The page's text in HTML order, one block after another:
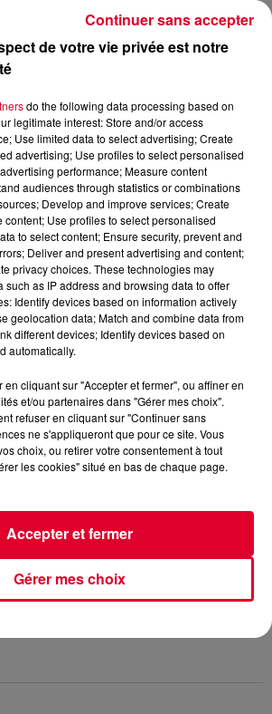
AND BEYOND
de votre vie privée est notre
do the following data processing based on
legitimate interest: Store and/or access
Use limited data to select advertising; Create
advertising; Use profiles to select personalised
performance; Measure content
audiences through statistics or combinations
Develop and improve services; Create
Use profiles to select personalised
to select content; Ensure security, prevent and
Deliver and present advertising and content;
privacy choices. These technologies may
such as IP address and browsing data to offer
Identify devices based on information actively
geolocation data; Match and combine data from
different devices; Identify devices based on
automatically.
en cliquant sur "Accepter et fermer", ou affiner en
et/ou partenaires dans "Gérer mes choix".
refuser en cliquant sur "Continuer sans
ne s'appliqueront que pour ce site. Vous
choix, ou retirer votre consentement à tout
les cookies" situé en bas de chaque page.
Gérer mes choix
Accepter et fermer
Continuer sans accepter